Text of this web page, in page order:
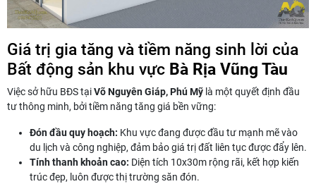
Giá trị gia tăng và tiềm năng sinh lời của
Bất động sản khu vực Bà Rịa Vũng Tàu
Việc sở hữu BĐS tạiVõ Nguyên Giáp, Phú Mỹ là một quyết định đầu
tư thông minh, bởi tiềm năng tăng giá bền vững:
Đón đầu quy hoạch: Khu vực đang được đầu tư mạnh mẽ vào
du lịch và công nghiệp, đảm bảo giá trị đất liên tục được đẩy lên.
Tính thanh khoản cao: Diện tích 10x30m rộng rãi, kết hợp kiến
trúc đẹp, luôn được thị trường săn đón.